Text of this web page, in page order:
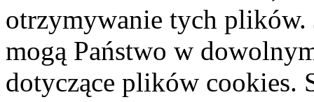
otrzymywanie tych plików.
mogą Państwo w
dotyczące plików cookies.